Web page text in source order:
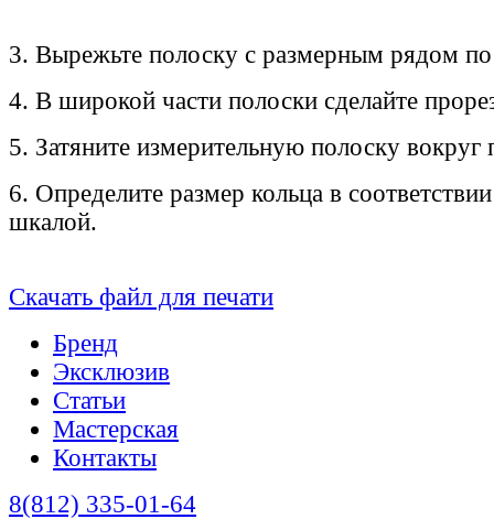
3. Вырежьте полоску с размерным рядом
4. В широкой части полоски сделайте
5. Затяните измерительную полоску вокруг
6. Определите размер кольца в
шкалой.
Скачать файл для печати
Бренд
Эксклюзив
Статьи
Мастерская
Контакты
8(812) 335-01-64